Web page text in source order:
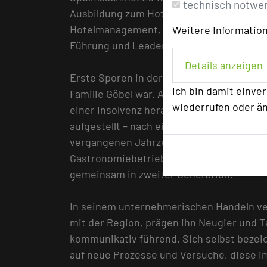
technisch
Weitere
Details anzeigen
Ich bin damit
wiederrufen oder
Ausbildung zum Hotelkaufmann
Hotelmanagement, nahm Göbel weitere
Führung und Leadership.
Erste Sporen in der Geschäftsführung
Familie Göbel war. Ab 2002 bis heute
einer Insolvenz heraus erworben, ist
aufgestellt – nach einer deutlichen
vergangenen Jahrzehnts bewegte sich
Gastronomiebetriebe mit 1.200
gemeinsam in zweiter Generation.
In seinem unternehmerischen Handeln
mit der Region, prägen ihn Neugier und
kommunikativ führend. Sich selbst
auf neue Prozesse und Versuche, diese